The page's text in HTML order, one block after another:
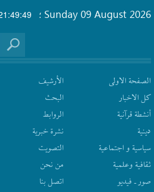
Sunday 09 August 2026 ؛
الصفحة الاولى
كل الاخبار
أنشطة قرآنیة
دينية
سیاسیة و اجتماعیة
ثقافیة وعلمیة
صور ـ فيديو
الأرشیف
البحث
الروابط
نشرة‌ خبریة
التصويت
من نحن
اتصل بنا